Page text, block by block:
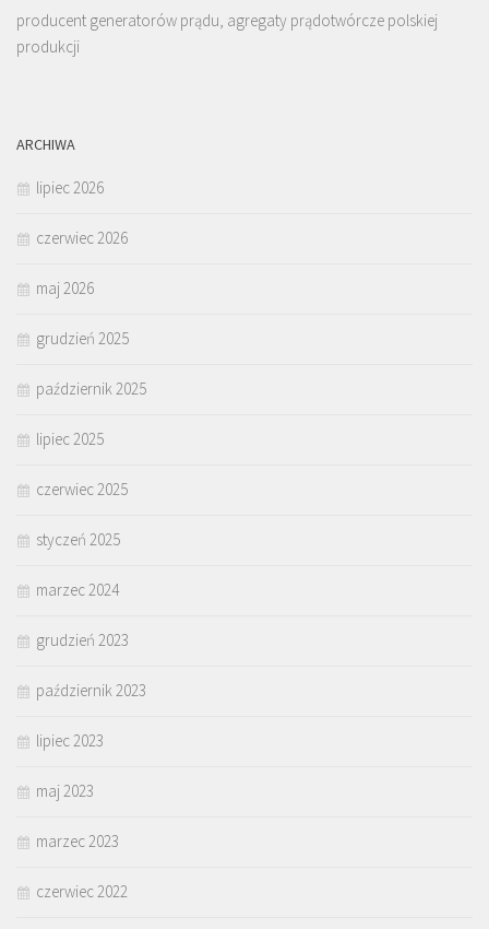
producent generatorów prądu, agregaty prądotwórcze polskiej
produkcji
ARCHIWA
lipiec 2026
czerwiec 2026
maj 2026
grudzień 2025
październik 2025
lipiec 2025
czerwiec 2025
styczeń 2025
marzec 2024
grudzień 2023
październik 2023
lipiec 2023
maj 2023
marzec 2023
czerwiec 2022